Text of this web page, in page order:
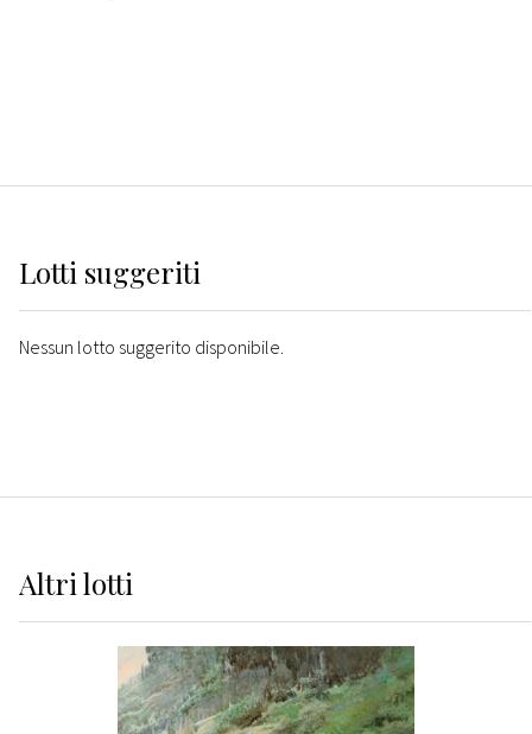
Lotti suggeriti
Nessun lotto suggerito disponibile.
Altrilotti